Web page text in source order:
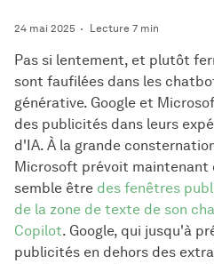
24 mai 2025 Lecture 7 min
Pas si lentement, et plutôt
sont faufilées dans les
générative. Google et
des publicités dans leurs
d'IA. À la grande
Microsoft prévoit maintenant
semble être des fenêtres
de la zone de texte de son
Copilot. Google, qui jusqu'à
publicités en dehors des